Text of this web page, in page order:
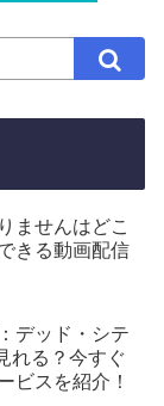
ませんはどこ
きる動画配信
デッド・シテ
れる？今すぐ
ビスを紹介！